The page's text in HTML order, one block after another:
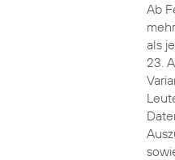
Ab
als
23.